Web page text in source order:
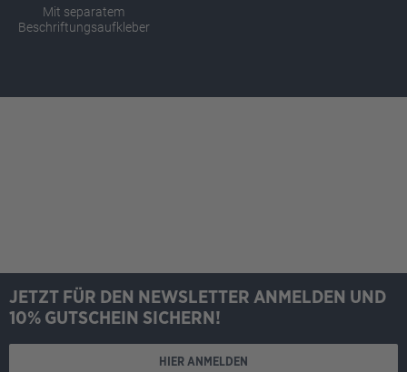
Mit separatem
Beschriftungsaufkleber
JETZT FÜR DEN NEWSLETTER ANMELDEN UND
10% GUTSCHEIN SICHERN!
HIER ANMELDEN